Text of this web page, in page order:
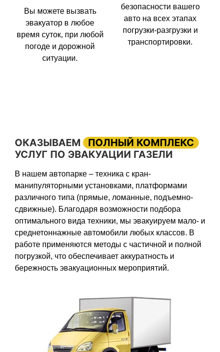
Вы можете вызвать
эвакуатор в любое
время суток, при любой
погоде и дорожной
ситуации.
безопасности вашего
авто на всех этапах
погрузки-разгрузки и
транспортировки.
ОКАЗЫВАЕМ
ПОЛНЫЙ КОМПЛЕКС
УСЛУГ ПО ЭВАКУАЦИИ ГАЗЕЛИ
В нашем автопарке – техника с кран-
манипуляторными установками, платформами
различного типа (прямые, ломанные, подъемно-
сдвижные). Благодаря возможности подбора
оптимального вида техники, мы эвакуируем мало- и
среднетоннажные автомобили любых классов. В
работе применяются методы с частичной и полной
погрузкой, что обеспечивает аккуратность и
бережность эвакуационных мероприятий.